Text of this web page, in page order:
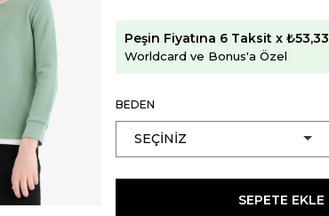
Peşin Fiyatına 6 Taksit x ₺53,33
Worldcard ve Bonus'a Özel
BEDEN
SEPETE EKLE